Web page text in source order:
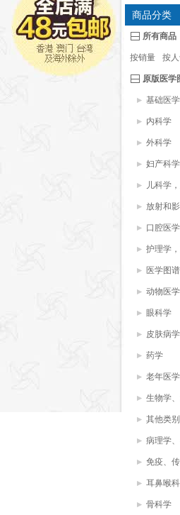
商品分类
所有商品
按销量 按
原版医学
基础医学
内科学
外科学
妇产科学
儿科学
学
放射和
口腔医
护理学
医学图谱
动物医
眼科学
皮肤病学
药学
老年医
治疗、
生物学
化学，生
其他类别
病理学
免疫、
病毒、微
耳鼻喉
骨科学